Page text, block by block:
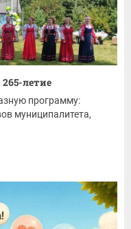
летие
программу:
муниципалитета,